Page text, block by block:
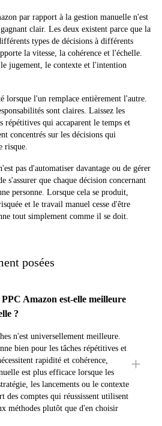
par rapport à la gestion manuelle n'est
clair. Les deux existent parce que la
types de décisions à différents
la vitesse, la cohérence et l'échelle.
jugement, le contexte et l'intention
lorsque l'un remplace entièrement l'autre.
sont claires. Laissez les
répétitives qui accaparent le temps et
concentrés sur les décisions qui
risque.
pas d'automatiser davantage ou de gérer
s'assurer que chaque décision concernant
personne. Lorsque cela se produit,
et le travail manuel cesse d'être
tout simplement comme il se doit.
posées
Amazon est-elle meilleure
?
n'est universellement meilleure.
bien pour les tâches répétitives et
rapidité et cohérence,
est plus efficace lorsque les
les lancements ou le contexte
des comptes qui réussissent utilisent
méthodes plutôt que d'en choisir